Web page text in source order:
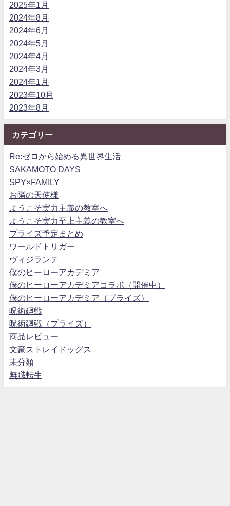
2025年1月
2024年8月
2024年6月
2024年5月
2024年4月
2024年3月
2024年1月
2023年10月
2023年8月
カテゴリー
Re:ゼロから始める異世界生活
SAKAMOTO DAYS
SPY×FAMILY
お隣の天使様
ようこそ実力主義の教室へ
ようこそ実力至上主義の教室へ
プライズ予定まとめ
ワールドトリガー
ヴィジランテ
僕のヒーローアカデミア
僕のヒーローアカデミアコラボ（開催中）
僕のヒーローアカデミア（プライズ）
呪術廻戦
呪術廻戦（プライズ）
商品レビュー
文豪ストレイドッグス
未分類
無職転生